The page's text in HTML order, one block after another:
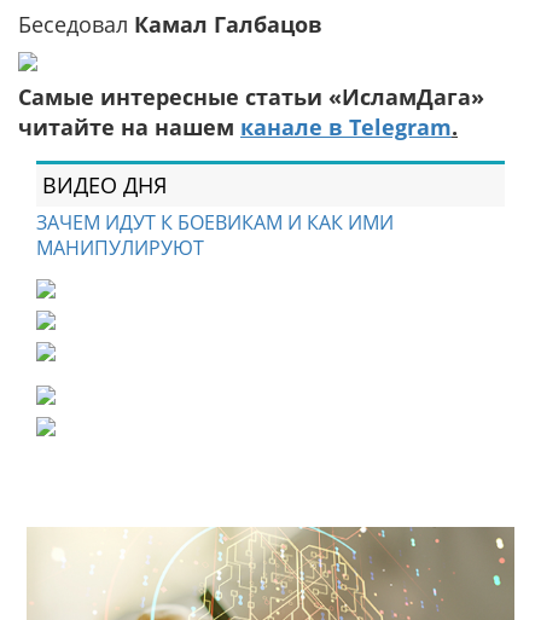
Беседовал Камал Галбацов
Самые интересные статьи «ИсламДага»
читайте на нашем канале в Telegram.
ВИДЕО ДНЯ
ЗАЧЕМ ИДУТ К БОЕВИКАМ И КАК ИМИ
МАНИПУЛИРУЮТ